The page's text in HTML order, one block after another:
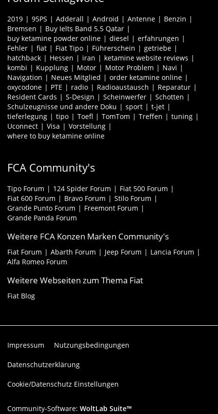
2019 95PS Adderall Android Antenne
Benzin
Bremsen
Buy Ielts Band 5.5 Qatar
buy ketamine powder online
diesel
erfahrungen
Fehler
fiat Fiat Tipo Führerschein
getriebe
hatchback
Hessen iran
ketamine website reviews
kombi
Kupplung Motor Motor Problem
Navi
Navigation
Neues Mitglied
order ketamine online
oxycodone
PTE radio Radioaustausch
Reparatur
Resident Cards
S-Design Scheinwerfer
Schotten
Schulzeugnisse und andere Doku
sport
t-jet
tieferlegung
tipo Toefl TomTom Treffen
tuning
Uconnect
Visa
Vorstellung
where to buy ketamine online
FCA Community's
Tipo Forum 124 Spider Forum
Fiat 500 Forum
Fiat 600 Forum
Bravo Forum
Stilo Forum
Grande Punto Forum
Freemont Forum
Grande Panda Forum
Weitere FCA Konzen Marken Community's
Fiat Forum Abarth Forum Jeep Forum
Lancia Forum
Alfa Romeo Forum
Weitere Webseiten zum Thema Fiat
Fiat Blog
Impressum Nutzungsbedingungen
Datenschutzerklärung
Cookie/Datenschutz Einstellungen
Community-Software: WoltLab Suite™